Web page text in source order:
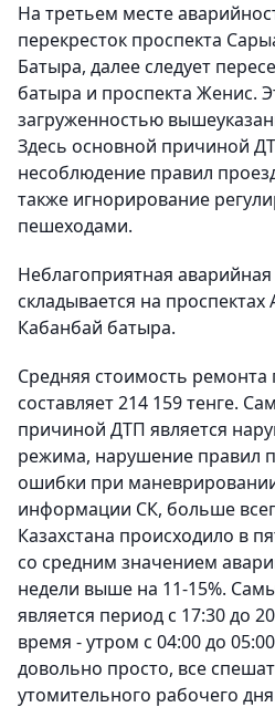
На третьем месте
перекресток проспекта
Батыра, далее следует
батыра и проспекта Женис.
загруженностью
Здесь основной причиной
несоблюдение правил
также игнорирование
пешеходами.
Неблагоприятная аварийная
складывается на
Кабанбай батыра.
Средняя стоимость ремонта
составляет 214 159 тенге.
причиной ДТП является
режима, нарушение правил
ошибки при
информации СК, больше
Казахстана происходило в
со средним значением
недели выше на 11-15%.
является период с 17:30 до
время - утром с 04:00 до
довольно просто, все
утомительного рабочего